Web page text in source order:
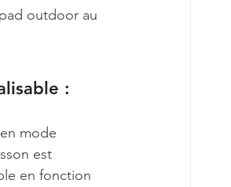
outdoor au
:
mode
est
en fonction